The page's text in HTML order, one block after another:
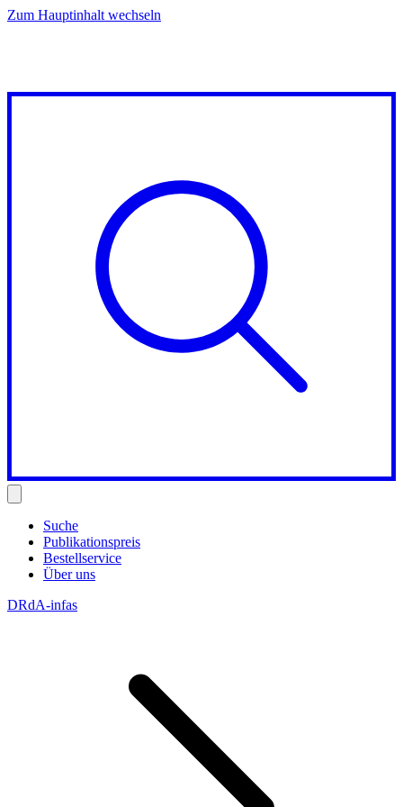
Zum Hauptinhalt wechseln
Suche
Publikationspreis
Bestellservice
Über uns
DRdA-infas